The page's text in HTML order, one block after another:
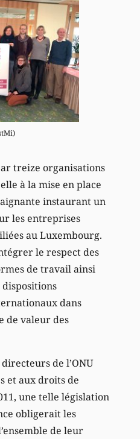
treize organisations
à la mise en place
instaurant un
les entreprises
au Luxembourg.
le respect des
de travail ainsi
dispositions
dans
de valeur des
de l’ONU
et aux droits de
une telle législation
obligerait les
de leur